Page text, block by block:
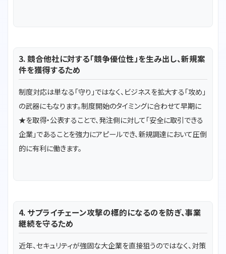
3. 競合他社に対する「競争優位性」を生み出し、新規案
件を獲得するため
制度対応は単なる「守り」ではなく、ビジネスを拡大する「攻め」
の武器にもなります。制度開始のタイミングに合わせて早期に
★を取得・公表することで、発注側に対して「安全に取引できる
企業」であることを強力にアピールでき、新規調達において圧倒
的に有利に働きます。
4. サプライチェーン攻撃の標的になるのを防ぎ、事業
継続を守るため
近年、セキュリティが強固な大企業を直接狙うのではなく、対策